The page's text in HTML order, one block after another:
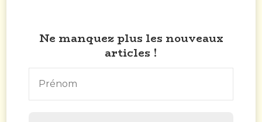
Ne manquez plus les nouveaux
articles !